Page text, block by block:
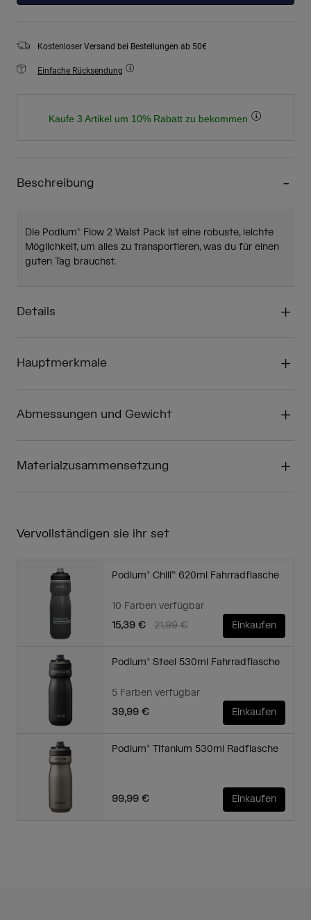
Kostenloser Versand bei Bestellungen ab 50€
Einfache Rücksendung
Kaufe 3 Artikel um 10% Rabatt zu bekommen
Beschreibung
Die Podium® Flow 2 Waist Pack ist eine robuste, leichte
Möglichkeit, um alles zu transportieren, was du für einen
guten Tag brauchst.
Details
Hauptmerkmale
Abmessungen und Gewicht
Materialzusammensetzung
Vervollständigen sie ihr set
Podium® Chill™ 620ml Fahrradflasche
10 Farben verfügbar
Price reduced from
21,99 €to
15,39 € Einkaufen
Podium® Steel 530ml Fahrradflasche
5 Farben verfügbar
39,99 €
Einkaufen
Podium® Titanium 530ml Radflasche
99,99 € Einkaufen